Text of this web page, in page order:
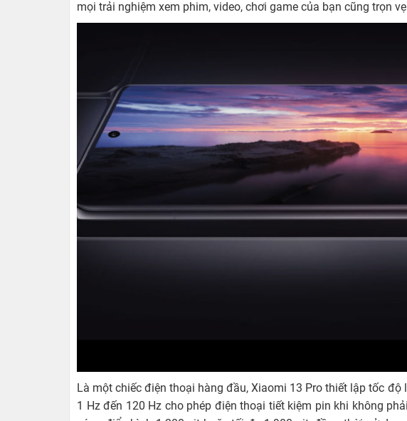
Với hiệu năng mạnh mẽ nổi bật trong giới điện thoại Android
của nhà Xiaomi trong năm 2023. Đặc biệt, đây cũng là một